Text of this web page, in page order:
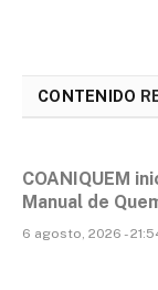
CONTENIDO
COANIQUEM
Manual de
6 agosto, 2026 -